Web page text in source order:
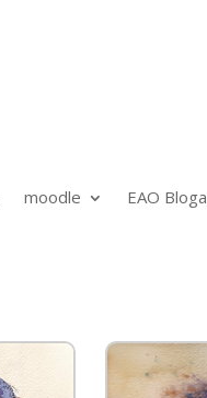
moodle EAO Bloga